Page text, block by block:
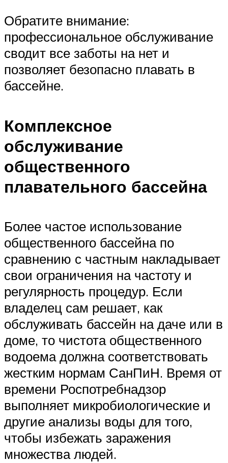
Обратите внимание:
профессиональное обслуживание
сводит все заботы на нет и
позволяет безопасно плавать в
бассейне.
Комплексное
обслуживание
общественного
плавательного бассейна
Более частое использование
общественного бассейна по
сравнению с частным накладывает
свои ограничения на частоту и
регулярность процедур. Если
владелец сам решает, как
обслуживать бассейн на даче или в
доме, то чистота общественного
водоема должна соответствовать
жестким нормам СанПиН. Время от
времени Роспотребнадзор
выполняет микробиологические и
другие анализы воды для того,
чтобы избежать заражения
множества людей.